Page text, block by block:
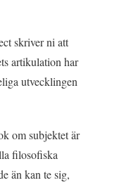
skriver ni att
artikulation har
utvecklingen
om subjektet är
filosofiska
än kan te sig,